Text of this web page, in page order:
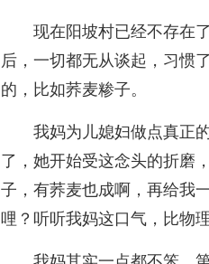
现在阳坡村已经不存在
后，一切都无从谈起，习惯
的，比如荞麦糁子。
我妈为儿媳妇做点真正
了，她开始受这念头的折磨
子，有荞麦也成啊，再给我
哩？听听我妈这口气，比物